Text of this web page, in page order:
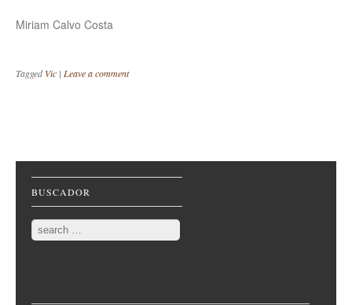
Miriam Calvo Costa
TaggedVic | Leave a comment
Post navigation
BUSCADOR
Search